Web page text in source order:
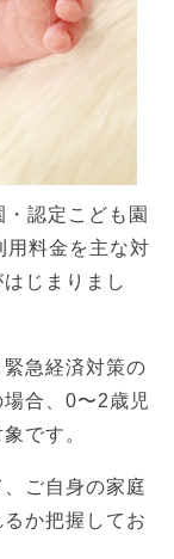
認定こども園
用料金を主な対
じまりまし
急経済対策の
合、0〜2歳児
です。
ご自身の家庭
か把握してお